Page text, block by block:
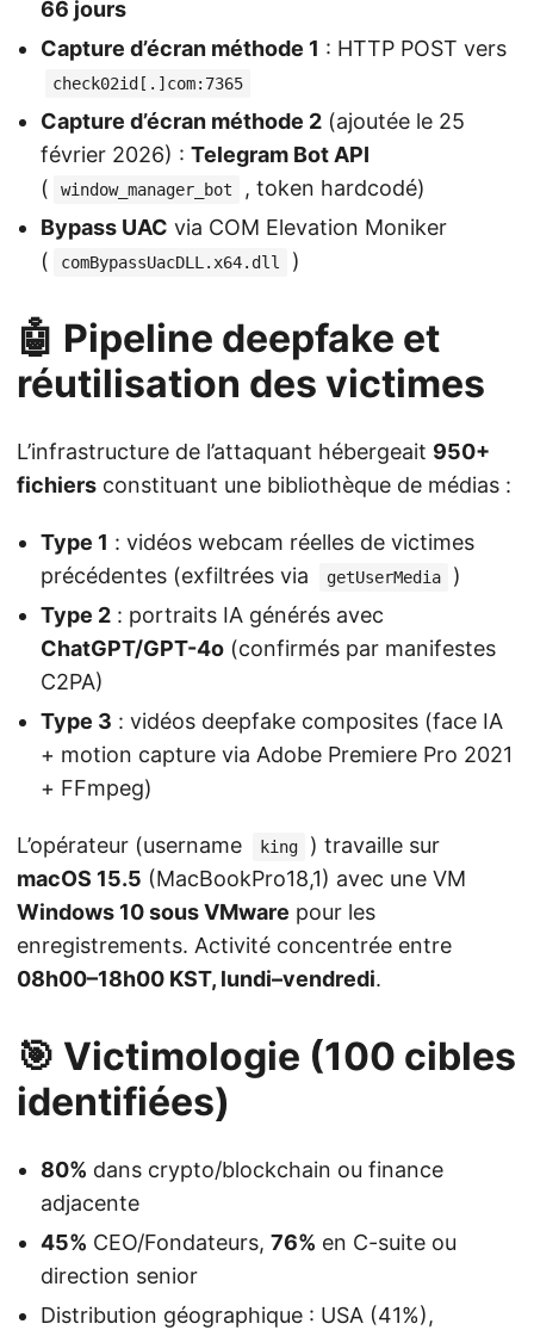
66 jours
Capture d’écran méthode 1 : HTTP POST vers
check02id[.]com:7365
Capture d’écran méthode 2 (ajoutée le 25
février 2026) : Telegram Bot API
(
window_manager_bot
, token hardcodé)
Bypass UAC via COM Elevation Moniker
(
comBypassUacDLL.x64.dll )
🤖 Pipeline deepfake et
réutilisation des victimes
L’infrastructure de l’attaquant hébergeait 950+
fichiers constituant une bibliothèque de médias :
Type 1 : vidéos webcam réelles de victimes
précédentes (exfiltrées via
getUserMedia
)
Type 2 : portraits IA générés avec
ChatGPT/GPT-4o (confirmés par manifestes
C2PA)
Type 3 : vidéos deepfake composites (face IA
+ motion capture via Adobe Premiere Pro 2021
+ FFmpeg)
L’opérateur (username king
) travaille sur
macOS 15.5 (MacBookPro18,1) avec une VM
Windows 10 sous VMware pour les
enregistrements. Activité concentrée entre
08h00–18h00 KST, lundi–vendredi.
🎯 Victimologie (100 cibles
identifiées)
80% dans crypto/blockchain ou finance
adjacente
45% CEO/Fondateurs, 76% en C-suite ou
direction senior
Distribution géographique : USA (41%),